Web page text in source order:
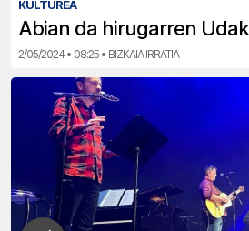
KULTUREA
Abian da hirugarren
2/05/2024 • 08:25 • BIZKAIA IRRATIA